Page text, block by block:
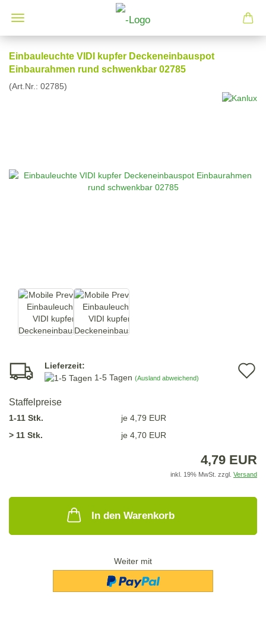
Einbauleuchte VIDI kupfer Deckeneinbauspot
Einbaurahmen rund schwenkbar 02785
(Art.Nr.: 02785)
Lieferzeit:
1-5 Tagen (Ausland abweichend)
Staffelpreise
1-11 Stk.
je 4,79 EUR
> 11 Stk.
je 4,70 EUR
4,79 EUR
inkl. 19% MwSt. zzgl. Versand
In den Warenkorb
Weiter mit